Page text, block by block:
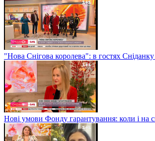
"Нова Снігова королева": в гостях
Нові умови Фонду гарантування: коли і на